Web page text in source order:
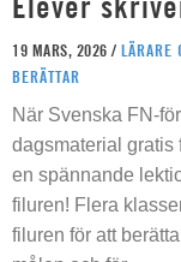
19 MARS, 2026 / LÄRARE
BERÄTTAR
När Svenska FN-
dagsmaterial gratis
en spännande
filuren! Flera
filuren för att